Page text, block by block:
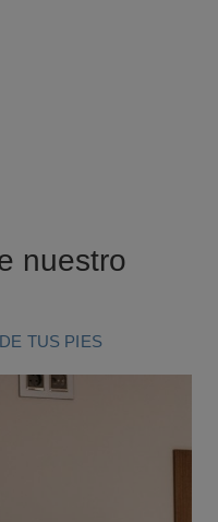
nuestro
TUS PIES